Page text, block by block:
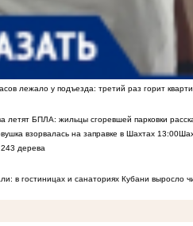
лежало у подъезда: третий раз горит
БПЛА: жильцы сгоревшей парковки
взорвалась на заправке в Шахтах 13:00
дерева
в гостиницах и санаториях Кубани выросло